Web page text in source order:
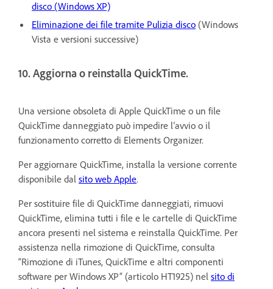
disco (Windows XP)
Eliminazione dei file tramite Pulizia disco (Windows
Vista e versioni successive)
10. Aggiorna o reinstalla QuickTime.
Una versione obsoleta di Apple QuickTime o un file
QuickTime danneggiato può impedire l’avvio o il
funzionamento corretto di Elements Organizer.
Per aggiornare QuickTime, installa la versione corrente
disponibile dal sito web Apple.
Per sostituire file di QuickTime danneggiati, rimuovi
QuickTime, elimina tutti i file e le cartelle di QuickTime
ancora presenti nel sistema e reinstalla QuickTime. Per
assistenza nella rimozione di QuickTime, consulta
“Rimozione di iTunes, QuickTime e altri componenti
software per Windows XP” (articolo HT1925) nel sito di